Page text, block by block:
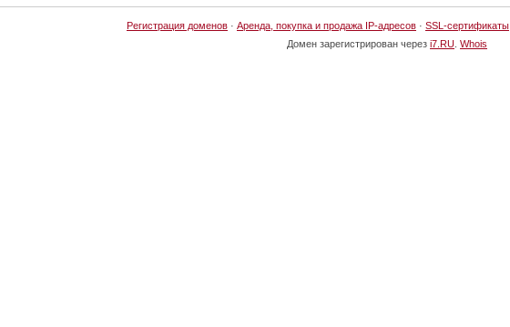
Регистрация доменов · Аренда, покупка и продажа IP-адресов · SSL-сертификаты
Домен зарегистрирован через i7.RU Whois